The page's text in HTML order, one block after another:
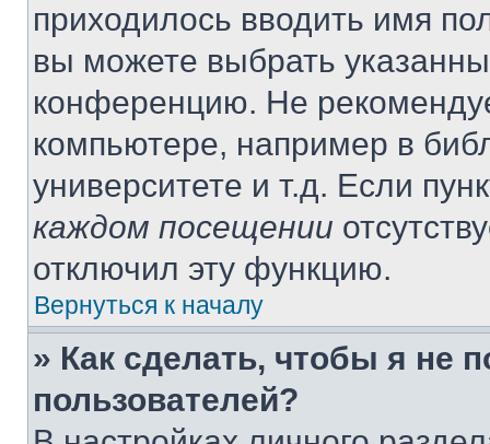
приходилось вводить имя
вы можете выбрать
конференцию. Не
компьютере, например в
университете и т.д. Если
каждом посещении
отключил эту функцию.
Вернуться к началу
» Как сделать, чтобы я не
пользователей?